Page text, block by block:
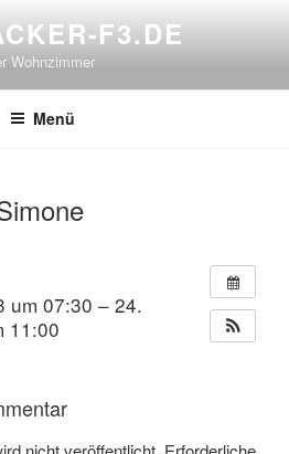
F3.DE
Wohnzimmer
Menü
um 07:30 – 24.
11:00